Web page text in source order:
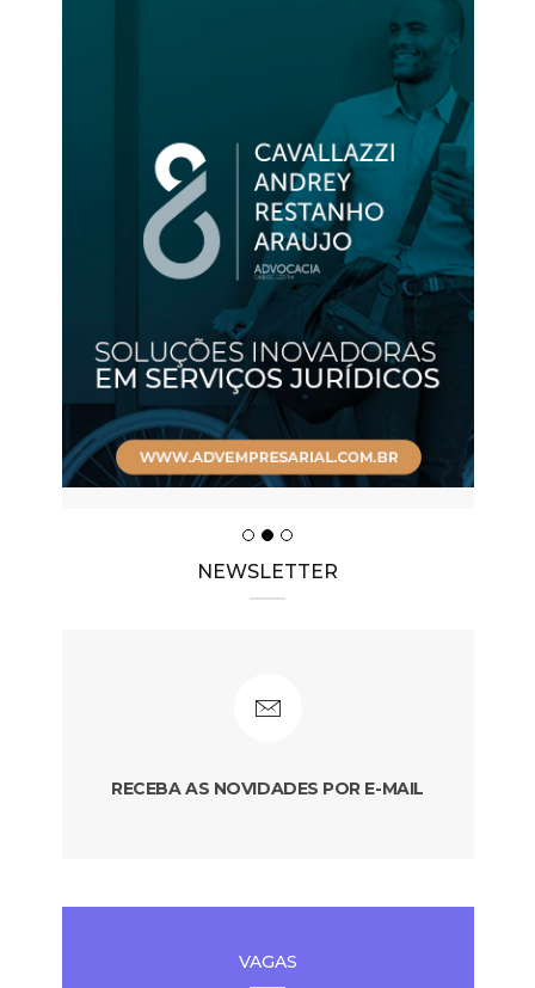
NEWSLETTER
RECEBA AS NOVIDADES POR E-MAIL
VAGAS